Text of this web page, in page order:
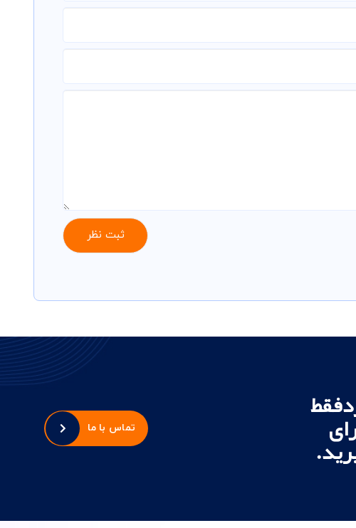
تماس با ما